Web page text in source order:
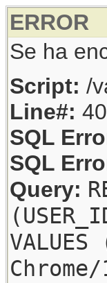
ERROR
Se ha
Script: /
Line#:
SQL
SQL
Query: